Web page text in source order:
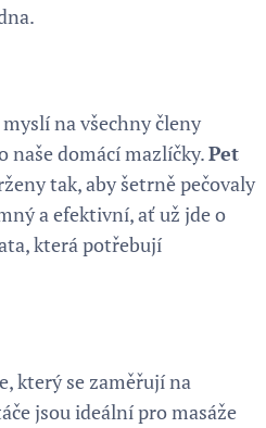
na všechny členy
naše domácí mazlíčky.Pet
tak, aby šetrně pečovaly
a efektivní, ať už jde o
která potřebují
který se zaměřují na
jsou ideální pro masáže